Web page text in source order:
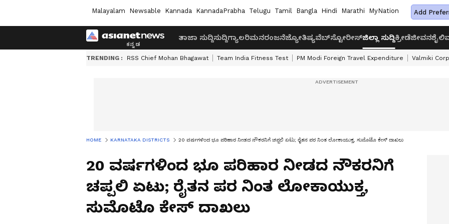
Malayalam Newsable Kannada KannadaPrabha Telugu Tamil Bangla Hindi Marathi MyNation Add
ತಾಜಾ ಸುದ್ದಿಸುದ್ದಿಗ್ಯಾಲರಿಮನರಂಜನೆಜ್ಯೋತಿಷ್ಯವೆಬ್‌ಸ್ಟೋರೀಸ್ಜಿಲ್ಲಾ ಸುದ್ದಿಕ್ರೀಡೆಜೀವನಶೈಲಿ
TRENDING : RSS Chief Mohan Bhagawat Team India Fitness Test PM Modi Foreign Travel Expenditure Valmiki
HOME KARNATAKA DISTRICTS 20 ವರ್ಷಗಳಿಂದ ಭೂ ಪರಿಹಾರ ನೀಡದ ನೌಕರನಿಗೆ ಚಪ್ಪಲಿ ಏಟು; ರೈತನ ಪರ ನಿಂತ ಲೋಕಾಯುಕ್ತ, ಸುಮೊಟೊ ಕೇಸ್ ದಾಖಲು
20 ವರ್ಷಗಳಿಂದ ಭೂ ಪರಿಹಾರ ನೀಡದ ನೌಕರನಿಗೆ
ಚಪ್ಪಲಿ ಏಟು; ರೈತನ ಪರ ನಿಂತ ಲೋಕಾಯುಕ್ತ,
ಸುಮೊಟೊ ಕೇಸ್ ದಾಖಲು